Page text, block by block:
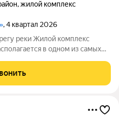
,жилой комплекс
, 4 квартал 2026
реки Жилой комплекс
в одном из самых
виды на холмы и нетронутую